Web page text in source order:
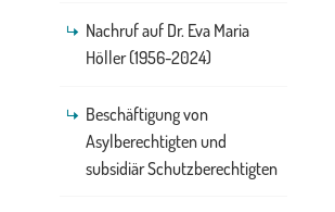
Nachruf auf Dr. Eva Maria
Höller (1956-2024)
Beschäftigung von
Asylberechtigten und
subsidiär Schutzberechtigten